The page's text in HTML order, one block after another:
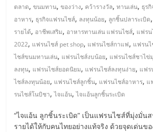
รน
ไชส์
พร้อม
ทำเล
สำหรับ
เปิด
ร้าน
ปรึกษา
ฟรี,
ตลาด,ขนมทาน,ของว่าง, คว้ารางวัล,ทานเล่น, ธุร
อาหาร, ธุรกิจแฟรนไชส์, ลงทุนน้อย, ลูกชิ้นปลาระเบิด,
รายได้, อาชีพเสริม, อาหารทานเล่น แฟรนไชส์, แฟร
2022, แฟรนไชส์ pet shop, แฟรนไชส์กาแฟ, แฟรนไ
ไชส์ขนมทานเล่น, แฟรนไชส์งบน้อย, แฟรนไชส์ชาไข่
ลงทุน, แฟรนไชส์ยอดนิยม, แฟรนไชส์ลงทุนง่าย, แฟร
ไชส์ลงทุนน้อย, แฟรนไชส์ลูกชิ้น, แฟรนไชส์อาหาร, แ
รนไชส์โนบิชา,ไจแอ้น,ไจแอ้นลูกชิ้นระเบิด
“ไจแอ้น ลูกชิ้นระเบิด” เป็นแฟรนไชส์ที่มุ่งมั่น
รายได้ให้กับคนไทยอย่างแท้จริง ด้วยจุดเด่น